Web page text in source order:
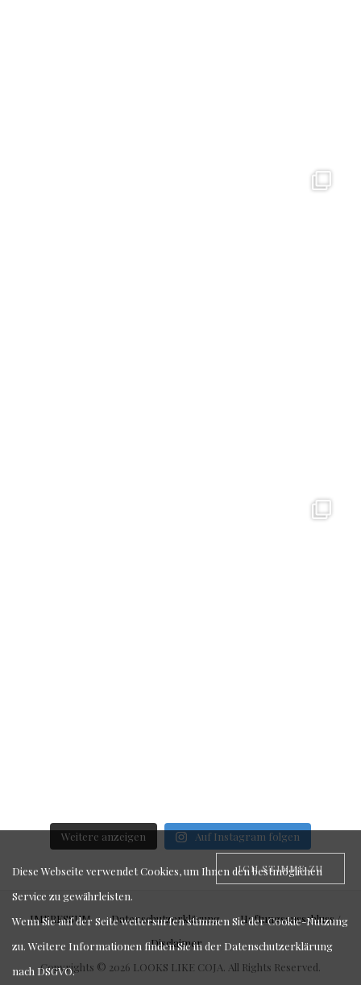
Weitere anzeigen Auf Instagram folgen
IMPRESSUM Datenschutzerklärung
Haftungsausschluss /
Disclaimer
Copyrights © 2026 LOOKS LIKE COJA. All Rights Reserved.
ICH STIMME ZU
Diese Webseite verwendet Cookies, um Ihnen den bestmöglichen
Service zu gewährleisten.
Wenn Sie auf der Seite weitersurfen stimmen Sie der Cookie-Nutzung
zu. Weitere Informationen finden Sie in der Datenschutzerklärung
nach DSGVO.